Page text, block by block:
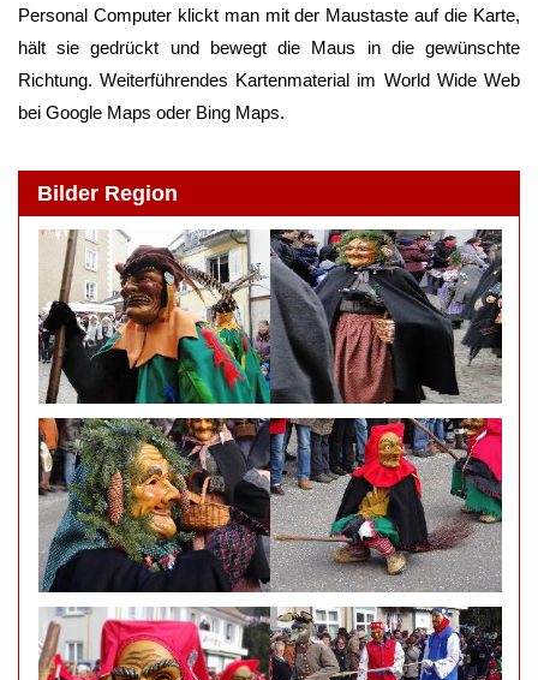
Personal Computer klickt man mit der Maustaste auf die Karte,
hält sie gedrückt und bewegt die Maus in die gewünschte
Richtung. Weiterführendes Kartenmaterial im World Wide Web
bei Google Maps oder Bing Maps.
Bilder Region